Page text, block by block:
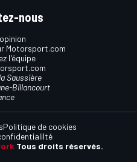
nous
Motorsport.com
l'équipe
Saussière
Billancourt
Tous droits réservés.
Politique de cookies